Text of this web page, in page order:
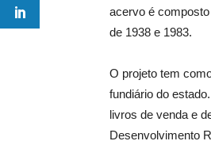
acervo é
de 1938 e 1983.
O projeto tem
fundiário do
livros de venda e
Desenvolvimento